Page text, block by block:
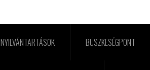
NYILVÁNTARTÁSOK BÜSZKESÉGPONT